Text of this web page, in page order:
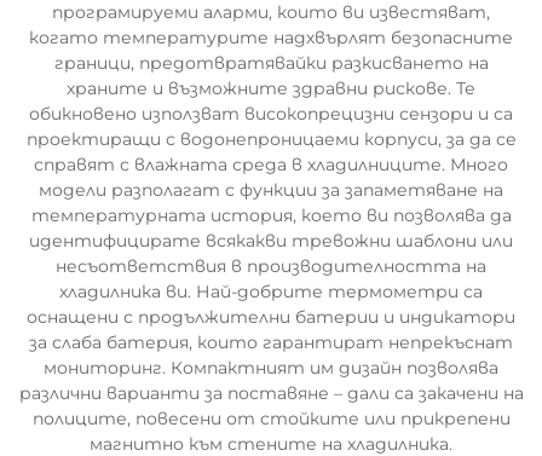
програмируеми аларми, които ви известяват,
когато температурите надхвърлят безопасните
граници, предотвратявайки разкисването на
храните и възможните здравни рискове. Те
обикновено използват високопрецизни сензори и са
проектиращи с водонепроницаеми корпуси, за да се
справят с влажната среда в хладилниците. Много
модели разполагат с функции за запаметяване на
температурната история, което ви позволява да
идентифицирате всякакви тревожни шаблони или
несъответствия в производителността на
хладилника ви. Най-добрите термометри са
оснащени с продължителни батерии и индикатори
за слаба батерия, които гарантират непрекъснат
мониторинг. Компактният им дизайн позволява
различни варианти за поставяне – дали са закачени на
полиците, повесени от стойките или прикрепени
магнитно към стените на хладилника.